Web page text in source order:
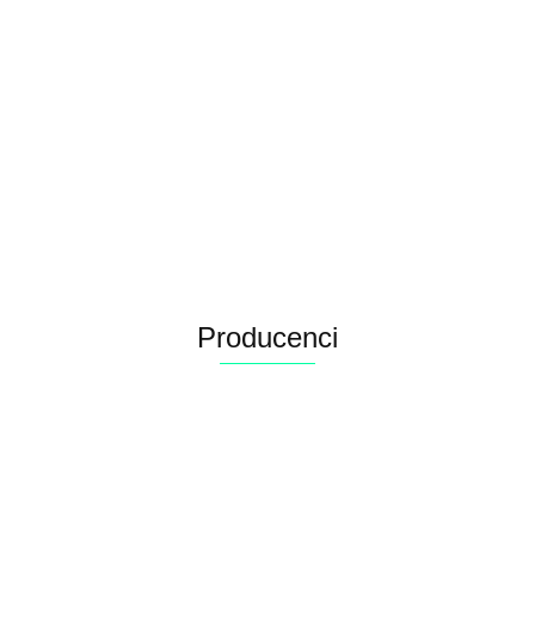
Producenci